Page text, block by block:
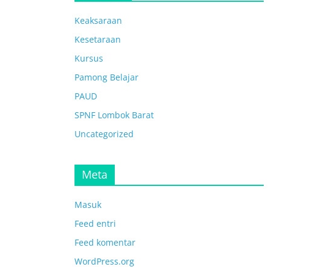
Keaksaraan
Kesetaraan
Kursus
Pamong Belajar
PAUD
SPNF Lombok Barat
Uncategorized
Meta
Masuk
Feed entri
Feed komentar
WordPress.org